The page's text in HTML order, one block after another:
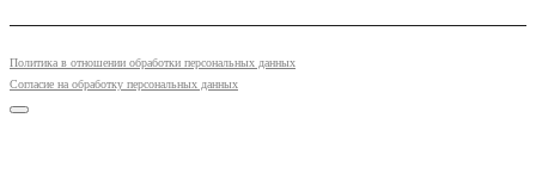
Политика в отношении обработки персональных данных
Согласие на обработку персональных данных